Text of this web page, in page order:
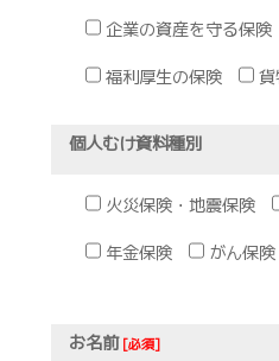
企業の資産を守る保険
福利厚生の保険
個人むけ資料種別
火災保険・地震保険
年金保険
がん保
お名前[必須]